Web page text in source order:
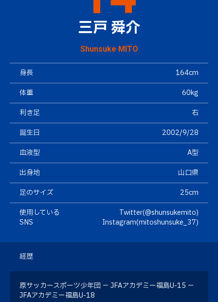
三戸 舜介
Shunsuke MITO
身長
164cm
体重
60kg
利き足
右
誕生日
2002/9/28
血液型
A型
出身地
山口県
足のサイズ
25cm
使用している
SNS
Twitter(@shunsukemito)
Instagram(mitoshunsuke_37)
経歴
原サッカースポーツ少年団 － JFAアカデミー福島U-15 －
JFAアカデミー福島U-18